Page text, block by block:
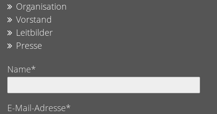
Organisation
Vorstand
Leitbilder
Presse
Name*
E-Mail-Adresse*